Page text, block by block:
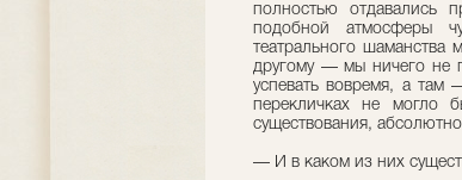
полностью отдавались
подобной атмосферы
театрального шаманства
другому — мы ничего не
успевать вовремя, а
перекличках не могло
существования,
— И в каком из них